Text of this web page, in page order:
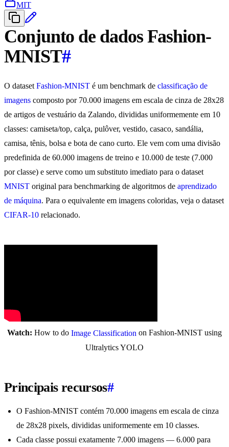
MIT
Conjunto de dados Fashion-
MNIST#
O dataset Fashion-MNIST é um benchmark de classificação de
imagens composto por 70.000 imagens em escala de cinza de 28x28
de artigos de vestuário da Zalando, divididas uniformemente em 10
classes: camiseta/top, calça, pulôver, vestido, casaco, sandália,
camisa, tênis, bolsa e bota de cano curto. Ele vem com uma divisão
predefinida de 60.000 imagens de treino e 10.000 de teste (7.000
por classe) e serve como um substituto imediato para o dataset
MNIST original para benchmarking de algoritmos de aprendizado
de máquina. Para o equivalente em imagens coloridas, veja o dataset
CIFAR-10 relacionado.
Watch: How to do Image Classification on Fashion-MNIST using
Ultralytics YOLO
Principais recursos#
O Fashion-MNIST contém 70.000 imagens em escala de cinza
de 28x28 pixels, divididas uniformemente em 10 classes.
Cada classe possui exatamente 7.000 imagens — 6.000 para